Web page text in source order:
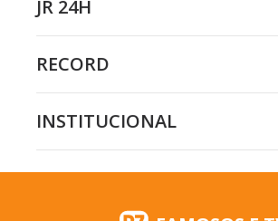
JR 24H
RECORD
INSTITUCIONAL